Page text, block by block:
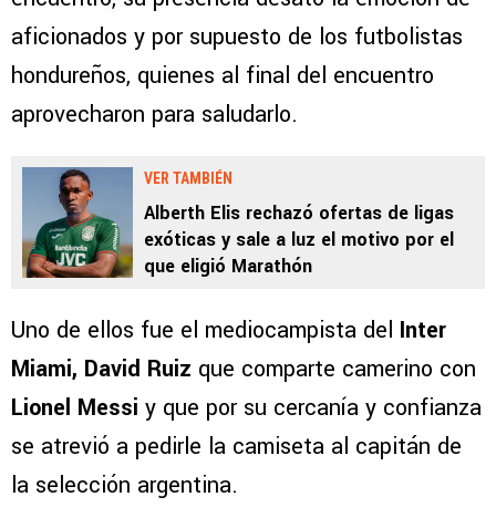
aficionados y por supuesto de los futbolistas
hondureños, quienes al final del encuentro
aprovecharon para saludarlo.
VER TAMBIÉN
Alberth Elis rechazó ofertas de ligas
exóticas y sale a luz el motivo por el
que eligió Marathón
Uno de ellos fue el mediocampista del Inter
Miami, David Ruiz que comparte camerino con
Lionel Messi y que por su cercanía y confianza
se atrevió a pedirle la camiseta al capitán de
la selección argentina.